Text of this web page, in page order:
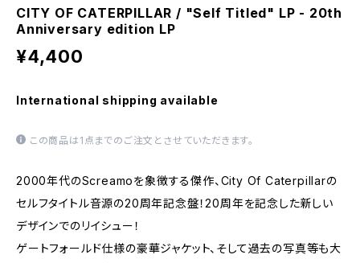
CITY OF CATERPILLAR / "Self Titled" LP - 20th
Anniversary edition LP
¥4,400
International shipping available
この商品は1点までのご注文とさせていただきます。
2000年代のScreamoを象徴する傑作、City Of Caterpillarの
セルフタイトル音源の20周年記念盤！20周年を記念した新しい
デザインでのリイシュー！
ゲートフォールド仕様の豪華ジャケット、そして過去の写真等も大